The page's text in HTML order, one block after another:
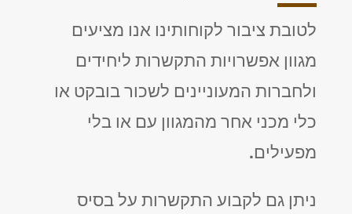
לטובת ציבור לקוחותינו אנו מציעים
מגוון אפשרויות התקשרות ליחידים
ולחברות המעוניינים לשכור בובקט או
כלי מכני אחר מהמגוון עם או בלי
מפעילים.
ניתן גם לקבוע התקשרות על בסיס